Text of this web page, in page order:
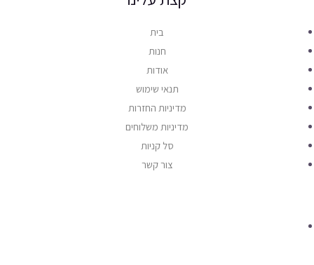
בית
חנות
אודות
תנאי שימוש
מדיניות החזרות
מדיניות משלוחים
סל קניות
צור קשר